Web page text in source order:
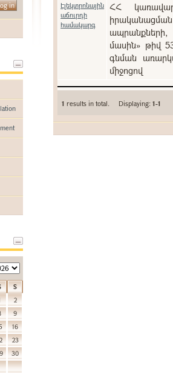
S
2
9
16
23
30
Էլեկտրոնային
աճուրդի
համակարգ
ՀՀ
ապրանքների,
մասին» թիվ
գնման
միջոցով
1 results in total. Displaying:1-1